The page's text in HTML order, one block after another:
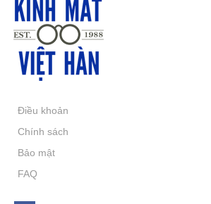
Điều khoản
Chính sách
Bảo mật
FAQ